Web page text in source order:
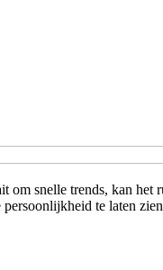
om snelle trends, kan het
te laten